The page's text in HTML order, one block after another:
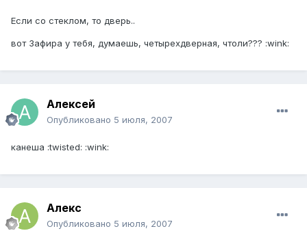
Если со стеклом, то дверь..
вот Зафира у тебя, думаешь, четырехдверная, чтоли??? :wink:
Алексей
Опубликовано 5 июля, 2007
канеша :twisted: :wink:
Алекс
Опубликовано 5 июля, 2007